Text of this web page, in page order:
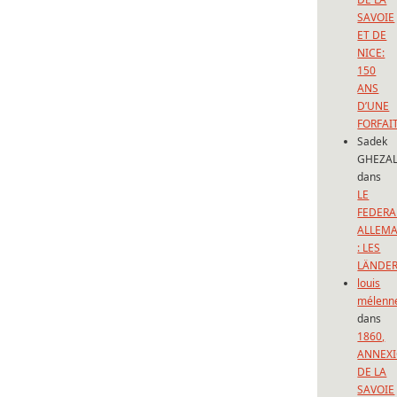
SAVOIE
ET DE
NICE:
150
ANS
D’UNE
Sadek
dans
LE
: LES
louis
dans
1860,
DE LA
SAVOIE